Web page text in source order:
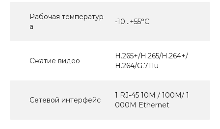
Рабочая температур
а
-10...+55°С
Сжатие видео
H.265+/H.265/H.264+/
H.264/G.711u
Сетевой интерфейс
1 RJ-45 10M / 100M/ 1
000M Ethernet